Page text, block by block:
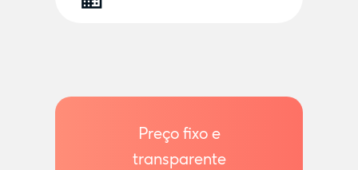
Preço fixo e
transparente